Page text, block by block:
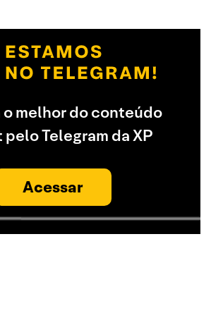
o melhor do conteúdo
Telegram da XP
Acessar